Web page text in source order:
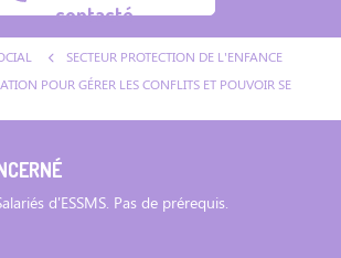
contacté
SECTEUR PROTECTION DE L'ENFANCE
POUR GÉRER LES CONFLITS ET POUVOIR SE
d'ESSMS. Pas de prérequis.